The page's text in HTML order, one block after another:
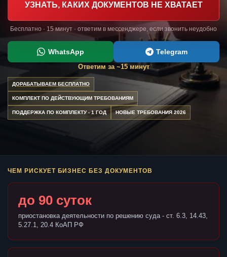
УЗНАТЬ, КАКИХ ДОКУМЕНТОВ НЕ ХВАТАЕТ
Бесплатно · 15 минут · ответим в мессенджере, если звонить неудобно
WhatsApp Telegram
Ответим за ~15 минут
ДОРАБАТЫВАЕМ БЕСПЛАТНО
КОМПЛЕКТ ПО ДЕЙСТВУЮЩИМ ТРЕБОВАНИЯМ
ПОДДЕРЖКА ПО КОМПЛЕКТУ - 1 ГОД НОВЫЕ ТРЕБОВАНИЯ 2026
ЧЕМ РИСКУЕТ БИЗНЕС БЕЗ ДОКУМЕНТОВ
до 90 суток
приостановка деятельности по решению суда - ст. 6.3, 14.43,
5.27.1, 20.4 КоАП РФ